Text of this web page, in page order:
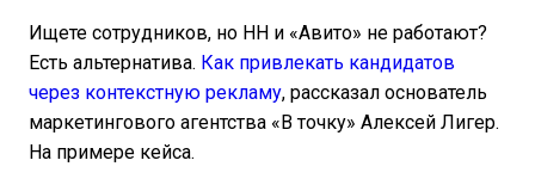
Ищете сотрудников, но HH и «Авито» не работают?
Есть альтернатива. Как привлекать кандидатов
через контекстную рекламу, рассказал основатель
маркетингового агентства «В точку» Алексей Лигер.
На примере кейса.